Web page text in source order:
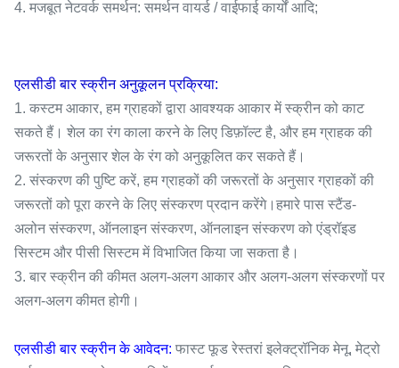
4. मजबूत नेटवर्क समर्थन: समर्थन वायर्ड / वाईफाई कार्यों आदि;
एलसीडी बार स्क्रीनअनुकूलन प्रक्रिया:
1. कस्टम आकार, हम ग्राहकों द्वारा आवश्यक आकार में स्क्रीन को काट
सकते हैं। शेल का रंग काला करने के लिए डिफ़ॉल्ट है, और हम ग्राहक की
जरूरतों के अनुसार शेल के रंग को अनुकूलित कर सकते हैं।
2. संस्करण की पुष्टि करें, हम ग्राहकों की जरूरतों के अनुसार ग्राहकों की
जरूरतों को पूरा करने के लिए संस्करण प्रदान करेंगे।हमारे पास स्टैंड-
अलोन संस्करण, ऑनलाइन संस्करण, ऑनलाइन संस्करण को एंड्रॉइड
सिस्टम और पीसी सिस्टम में विभाजित किया जा सकता है।
3. बार स्क्रीन की कीमत अलग-अलग आकार और अलग-अलग संस्करणों पर
अलग-अलग कीमत होगी।
एलसीडी बार स्क्रीन के आवेदन: फास्ट फूड रेस्तरां इलेक्ट्रॉनिक मेनू, मेट्रो